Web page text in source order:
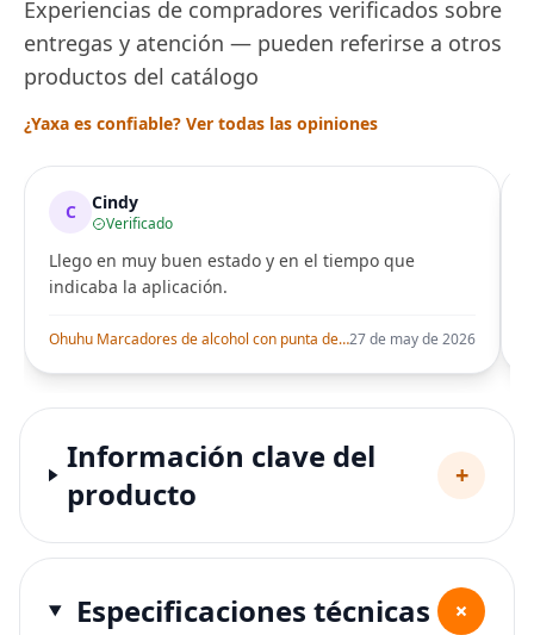
Experiencias de compradores verificados sobre
entregas y atención — pueden referirse a otros
productos del catálogo
¿Yaxa es confiable? Ver todas las opiniones
C Cindy
Verificado
Llego en muy buen estado y en el tiempo que
indicaba la aplicación.
Ohuhu Marcadores de alcohol con punta de pincel – Juego de marcadores artísticos de doble punta con certificación AP para artistas adultos27 de may de 2026
Información clave del
producto
+
Especificaciones técnicas +